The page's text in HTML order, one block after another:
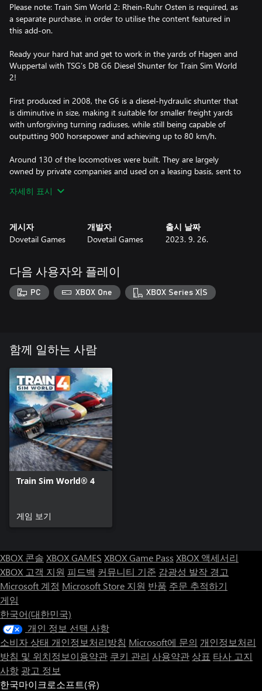
Please note: Train Sim World 2: Rhein-Ruhr Osten is required, as
a separate purchase, in order to utilise the content featured in
this add-on.
Ready your hard hat and get to work in the yards of Hagen and
Wuppertal with TSG’s DB G6 Diesel Shunter for Train Sim World
2!
First produced in 2008, the G6 is a diesel-hydraulic shunter that
is diminutive in size, making it suitable for smaller freight yards
with unforgiving turning radiuses, while still being capable of
outputting 900 horsepower and achieving up to 80 km/h.
Around 130 of the locomotives were built. They are largely
owned by private companies and used on a leasing basis, sent to
power. In Train Sim World 3, TSG’s G6 Shunter is used as a DB
자세히 표시
게시자
Dovetail Games
개발자
Dovetail Games
출시 날짜
2023. 9. 26.
다음 사용자와 플레이
PC XBOX One XBOX Series X|S
함께 일하는 사람
Train Sim World® 4
게임 보기
XBOX 콘솔 XBOX GAMES XBOX Game Pass XBOX 액세서리
XBOX 고객 지원 피드백 커뮤니티 기준 감광성 발작 경고
Microsoft 계정 Microsoft Store 지원 반품 주문 추적하기
게임
한국어(대한민국)
개인 정보 선택 사항
소비자 상태 개인정보처리방침 Microsoft에 문의 개인정보처리
방침 및 위치정보이용약관 쿠키 관리 사용약관 상표 타사 고지
사항 광고 정보
한국마이크로소프트(유)